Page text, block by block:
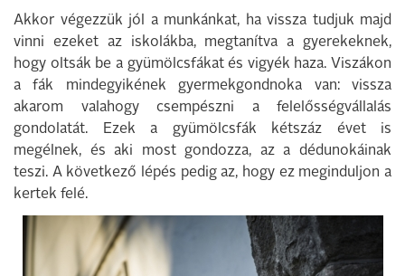
Akkor végezzük jól a munkánkat, ha vissza tudjuk majd
vinni ezeket az iskolákba, megtanítva a gyerekeknek,
hogy oltsák be a gyümölcsfákat és vigyék haza. Viszákon
a fák mindegyikének gyermekgondnoka van: vissza
akarom valahogy csempészni a felelősségvállalás
gondolatát. Ezek a gyümölcsfák kétszáz évet is
megélnek, és aki most gondozza, az a dédunokáinak
teszi. A következő lépés pedig az, hogy ez meginduljon a
kertek felé.